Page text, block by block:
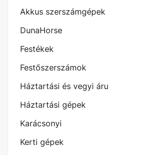
Akkus szerszámgépek
DunaHorse
Festékek
Festőszerszámok
Háztartási és vegyi áru
Háztartási gépek
Karácsonyi
Kerti gépek